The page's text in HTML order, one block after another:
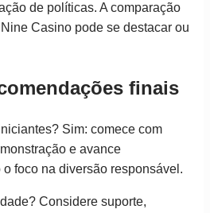
de políticas. A comparação
Casino pode se destacar ou
finais
Sim: comece com
e avance
foco na diversão responsável.
Considere suporte,